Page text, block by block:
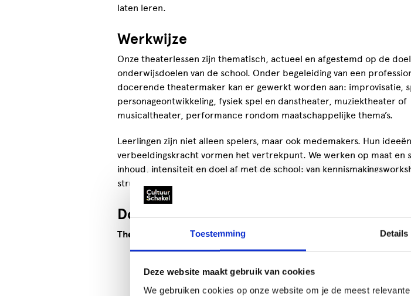
Toestemming Details
Deze website maakt gebruik van cookies
We gebruiken cookies op onze website om je de meest
laten leren.
Werkwijze
Onze theaterlessen zijn thematisch, actueel en afgestemd op de
onderwijsdoelen van de school. Onder begeleiding van een
docerende theatermaker kan er gewerkt worden aan: improvisatie,
personageontwikkeling, fysiek spel en danstheater, muziektheater of
musicaltheater, performance rondom maatschappelijke thema’s.
Leerlingen zijn niet alleen spelers, maar ook medemakers. Hun
verbeeldingskracht vormen het vertrekpunt. We werken op maat en
inhoud, intensiteit en doel af met de school: van
structurele samenwerking binnen het curriculum.
Doe-activiteiten
Theaterstudio's onder schooltijd
kennismaking met de kracht van theater.
Inzetbaar bij: introductieweken, CKV, projectweken, Week van